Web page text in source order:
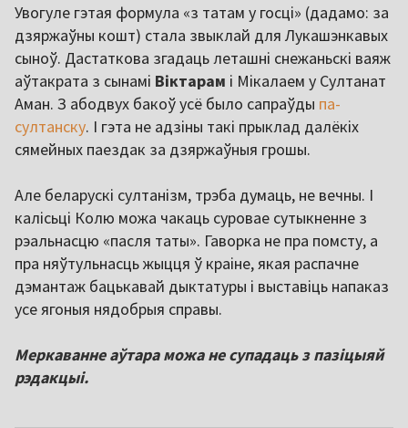
Увогуле гэтая формула «з татам у госці» (дадамо: за
дзяржаўны кошт) стала звыклай для Лукашэнкавых
сыноў. Дастаткова згадаць леташні снежаньскі ваяж
аўтакрата з сынамі Віктарам і Мікалаем у Султанат
Аман. З абодвух бакоў усё было сапраўды па-
султанску. І гэта не адзіны такі прыклад далёкіх
сямейных паездак за дзяржаўныя грошы.
Але беларускі султанізм, трэба думаць, не вечны. І
калісьці Колю можа чакаць суровае сутыкненне з
рэальнасцю «пасля таты». Гаворка не пра помсту, а
пра няўтульнасць жыцця ў краіне, якая распачне
дэмантаж бацькавай дыктатуры і выставіць напаказ
усе ягоныя нядобрыя справы.
Меркаванне аўтара можа не супадаць з пазіцыяй
рэдакцыі.